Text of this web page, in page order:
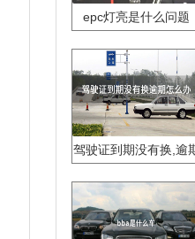
epc灯亮是什么问题
驾驶证到期没有换,逾